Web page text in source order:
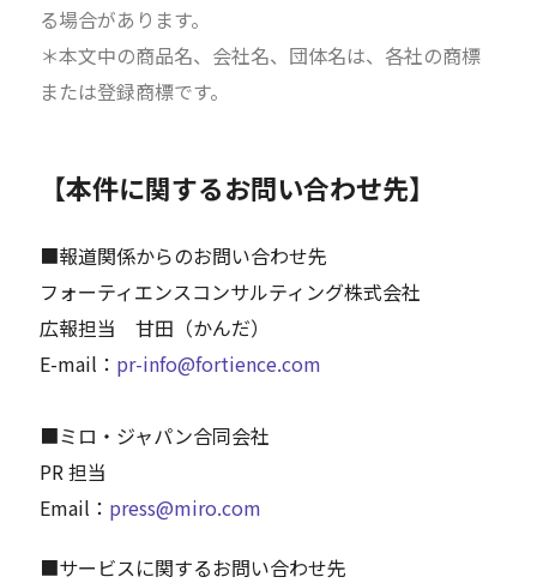
る場合があります。
＊本文中の商品名、会社名、団体名は、各社の商標
または登録商標です。
【本件に関するお問い合わせ先】
■報道関係からのお問い合わせ先
フォーティエンスコンサルティング株式会社
広報担当 甘田（かんだ）
E-mail： pr-info@fortience.com
■ミロ・ジャパン合同会社
PR 担当
Email： press@miro.com
■サービスに関するお問い合わせ先